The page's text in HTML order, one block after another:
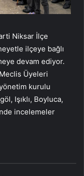
Niksar İlçe
ilçeye bağlı
devam ediyor.
Üyeleri
kurulu
Işıklı, Boyluca,
incelemeler